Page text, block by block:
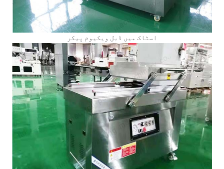
اسٹاک میں ڈبل ویکیوم پیکر